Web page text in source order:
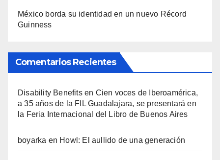
México borda su identidad en un nuevo Récord
Guinness
Comentarios Recientes
Disability Benefitsen Cien voces de Iberoamérica,
a 35 años de la FIL Guadalajara, se presentará en
la Feria Internacional del Libro de Buenos Aires
boyarka en Howl: El aullido de una generación